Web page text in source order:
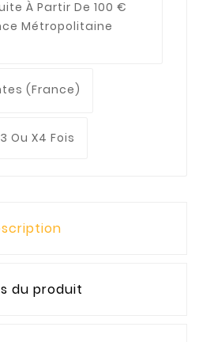
À Partir De 100 €
Métropolitaine
(France)
Ou X4 Fois
du produit